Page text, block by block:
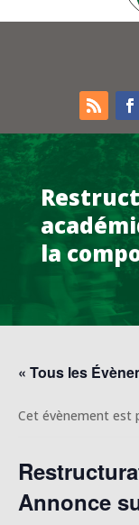
la
« Tous les
Cet évènement est
Annonce